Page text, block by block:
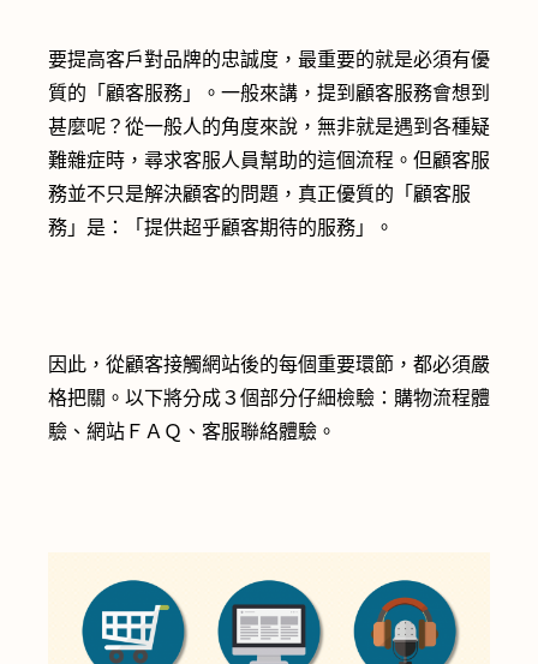
要提高客戶對品牌的忠誠度，最重要的就是必須有優
質的「顧客服務」。一般來講，提到顧客服務會想到
甚麼呢？從一般人的角度來說，無非就是遇到各種疑
難雜症時，尋求客服人員幫助的這個流程。但顧客服
務並不只是解決顧客的問題，真正優質的「顧客服
務」是：「提供超乎顧客期待的服務」。
因此，從顧客接觸網站後的每個重要環節，都必須嚴
格把關。以下將分成３個部分仔細檢驗：購物流程體
驗、網站ＦＡＱ、客服聯絡體驗。